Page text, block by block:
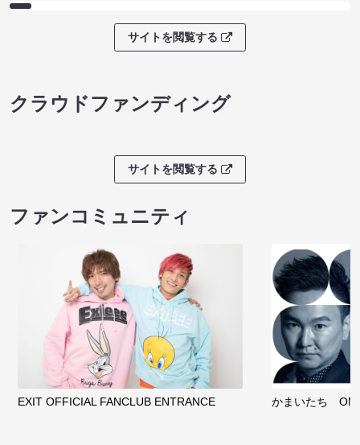
サイトを閲覧する
クラウドファンディング
サイトを閲覧する
ファンコミュニティ
EXIT OFFICIAL FANCLUB ENTRANCE かまいたち